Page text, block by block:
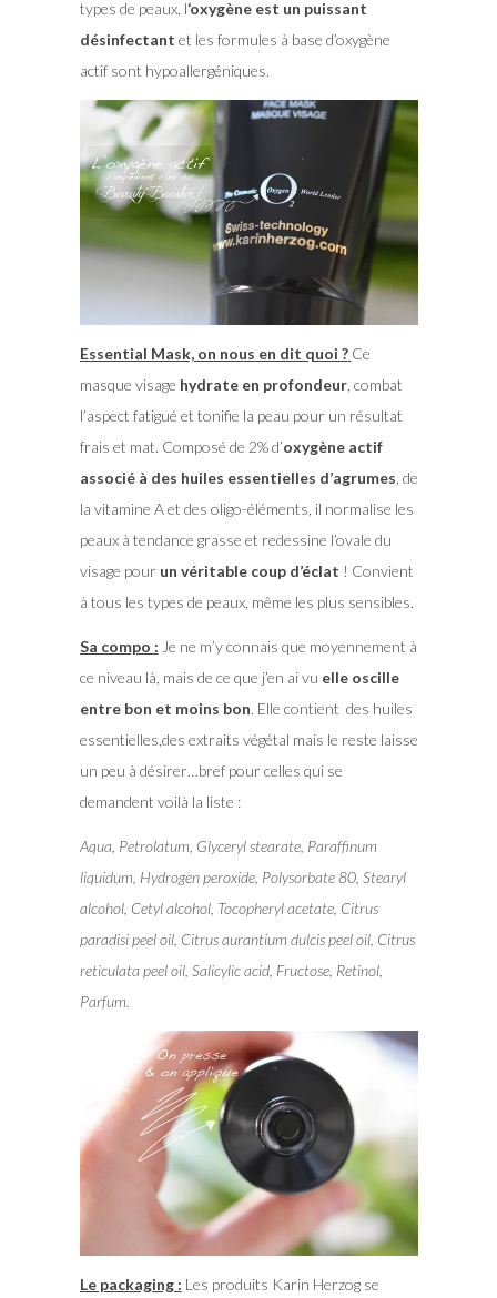
types de peaux, l‘oxygène est un puissant
désinfectant et les formules à base d’oxygène
actif sont hypoallergéniques.
Essential Mask, on nous en dit quoi ? Ce
masque visage hydrate en profondeur, combat
l’aspect fatigué et tonifie la peau pour un résultat
frais et mat. Composé de 2% d’oxygène actif
associé à des huiles essentielles d’agrumes , de
la vitamine A et des oligo-éléments, il normalise les
peaux à tendance grasse et redessine l’ovale du
visage pour un véritable coup d’éclat ! Convient
à tous les types de peaux, même les plus sensibles.
Sa compo : Je ne m’y connais que moyennement à
ce niveau là, mais de ce que j’en ai vu elle oscille
entre bon et moins bon. Elle contient des huiles
essentielles,des extraits végétal mais le reste laisse
un peu à désirer…bref pour celles qui se
demandent voilà la liste :
Aqua, Petrolatum, Glyceryl stearate, Paraffinum
liquidum, Hydrogen peroxide, Polysorbate 80, Stearyl
alcohol, Cetyl alcohol, Tocopheryl acetate, Citrus
paradisi peel oil, Citrus aurantium dulcis peel oil, Citrus
reticulata peel oil, Salicylic acid, Fructose, Retinol,
Parfum.
Le packaging : Les produits Karin Herzog se